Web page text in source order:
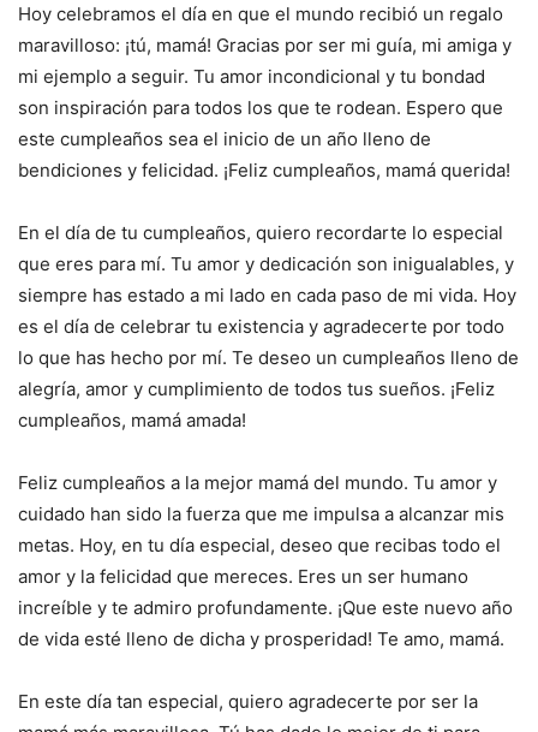
Hoy celebramos el día en que el mundo recibió un regalo
maravilloso: ¡tú, mamá! Gracias por ser mi guía, mi amiga y
mi ejemplo a seguir. Tu amor incondicional y tu bondad
son inspiración para todos los que te rodean. Espero que
este cumpleaños sea el inicio de un año lleno de
bendiciones y felicidad. ¡Feliz cumpleaños, mamá querida!
En el día de tu cumpleaños, quiero recordarte lo especial
que eres para mí. Tu amor y dedicación son inigualables, y
siempre has estado a mi lado en cada paso de mi vida. Hoy
es el día de celebrar tu existencia y agradecerte por todo
lo que has hecho por mí. Te deseo un cumpleaños lleno de
alegría, amor y cumplimiento de todos tus sueños. ¡Feliz
cumpleaños, mamá amada!
Feliz cumpleaños a la mejor mamá del mundo. Tu amor y
cuidado han sido la fuerza que me impulsa a alcanzar mis
metas. Hoy, en tu día especial, deseo que recibas todo el
amor y la felicidad que mereces. Eres un ser humano
increíble y te admiro profundamente. ¡Que este nuevo año
de vida esté lleno de dicha y prosperidad! Te amo, mamá.
En este día tan especial, quiero agradecerte por ser la